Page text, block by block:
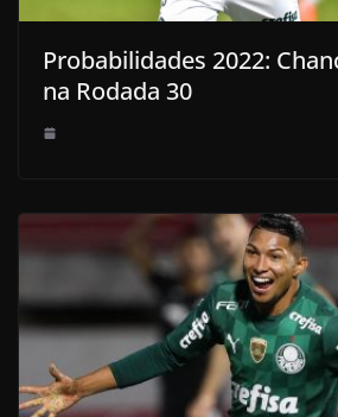
Probabilidades 2022:
na Rodada 30